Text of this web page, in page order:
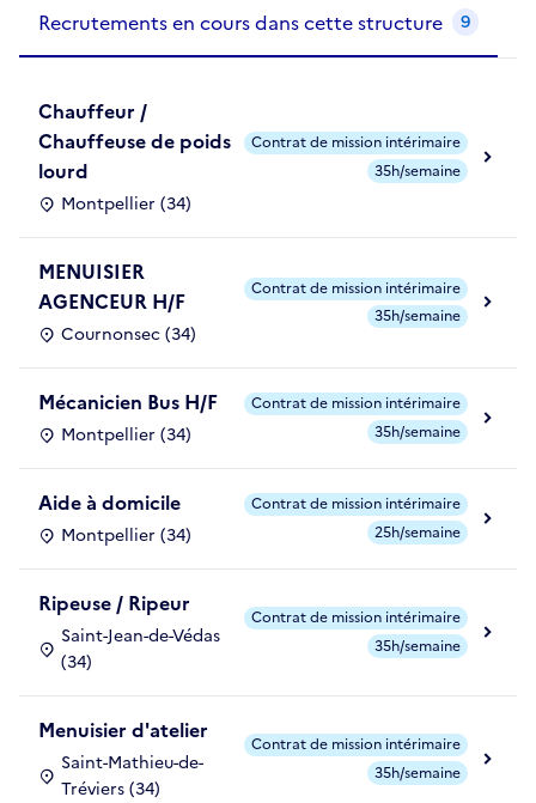
Recrutements en cours dans cette structure 9
Chauffeur /
Chauffeuse de poids
lourd
Montpellier (34)
Contrat de mission intérimaire
35h/semaine
MENUISIER
AGENCEUR H/F
Cournonsec (34)
Contrat de mission intérimaire
35h/semaine
Mécanicien Bus H/F
Montpellier (34)
Contrat de mission intérimaire
35h/semaine
Aide à domicile
Montpellier (34)
Contrat de mission intérimaire
25h/semaine
Ripeuse / Ripeur
Saint-Jean-de-Védas
(34)
Contrat de mission intérimaire
35h/semaine
Menuisier d'atelier
Saint-Mathieu-de-
Tréviers (34)
Contrat de mission intérimaire
35h/semaine